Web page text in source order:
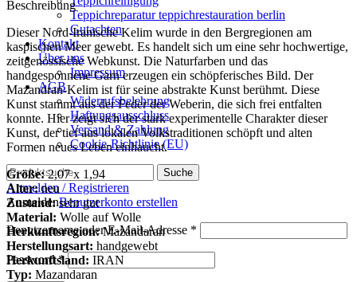
Teppichreparatur teppichrestauration berlin
Gutachten
Kontakt
Über uns
Impressum
AGB
Widerrufsbelehrung
Haftungsausschluss
Versand & Zahlung
Cookie-Richtlinie (EU)
Suche
Anmelden / Registrieren
AnmeldenBenutzerkonto erstellen
Benutzername oder E-Mail-Adresse *
Password*
Beschreibung
Dieser Nord-Iranische Kelim wurde in den Bergregionen am
kaspischen Meer gewebt. Es handelt sich um eine sehr hochwertige,
zeitgenössische Webkunst. Die Naturfarben und das
handgesponnene Garn erzeugen ein schöpferisches Bild. Der
Mazandran-Kelim ist für seine abstrakte Kunst berühmt. Diese
Kunst stammt aus der Feder der Weberin, die sich frei entfalten
konnte. Hier zeigt sich der stark experimentelle Charakter dieser
Kunst, der tief aus lokalen Volkstraditionen schöpft und alten
Formen neues Leben einhaucht.
Größe:2,07 x 1,94
Alter:neu
Zustand:sehr gut
Material: Wolle auf Wolle
Herkunftsregion:Mazandaran
Herstellungsart: handgewebt
Herkunftsland: IRAN
Typ: Mazandaran